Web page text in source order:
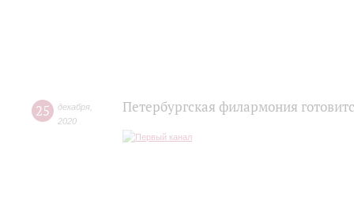
25 декабря
2020
Петербургская филармония